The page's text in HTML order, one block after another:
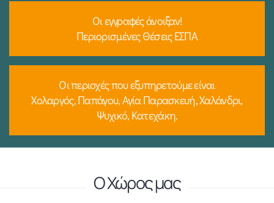
Οι εγγραφές άνοιξαν!
Περιορισμένες Θέσεις ΕΣΠΑ
Οι περιοχές που εξυπηρετούμε είναι
Χολαργός, Παπάγου, Αγία Παρασκευή, Χαλάνδρι,
Ψυχικό, Κατεχάκη.
Ο Χώρος μας